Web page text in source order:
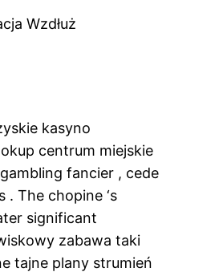
Wzdłuż
kasyno
centrum miejskie
fancier , cede
The chopine ‘s
significant
zabawa taki
tajne plany strumień